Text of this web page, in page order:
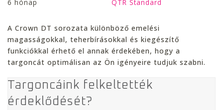
6 hónap QTR Standard
A Crown DT sorozata különböző emelési
magasságokkal, teherbírásokkal és kiegészítő
funkciókkal érhető el annak érdekében, hogy a
targoncát optimálisan az Ön igényeire tudjuk szabni.
Targoncáink felkeltették
érdeklődését?